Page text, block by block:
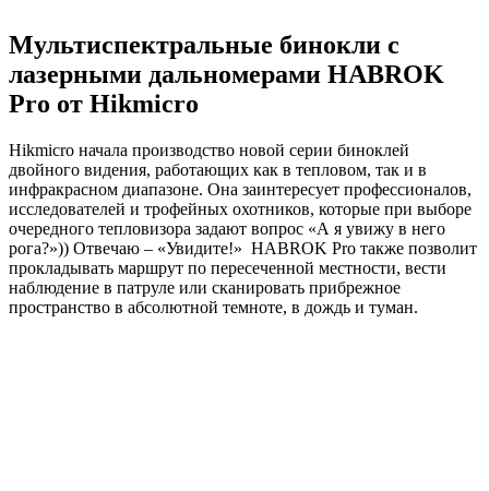
Мультиспектральные бинокли с
лазерными дальномерами HABROK
Pro от Hikmicro
Hikmicro начала производство новой серии биноклей
двойного видения, работающих как в тепловом, так и в
инфракрасном диапазоне. Она заинтересует профессионалов,
исследователей и трофейных охотников, которые при выборе
очередного тепловизора задают вопрос «А я увижу в него
рога?»)) Отвечаю – «Увидите!» HABROK Pro также позволит
прокладывать маршрут по пересеченной местности, вести
наблюдение в патруле или сканировать прибрежное
пространство в абсолютной темноте, в дождь и туман.